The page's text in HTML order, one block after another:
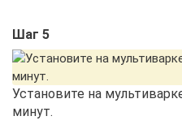
Шаг 5
Установите на
минут.